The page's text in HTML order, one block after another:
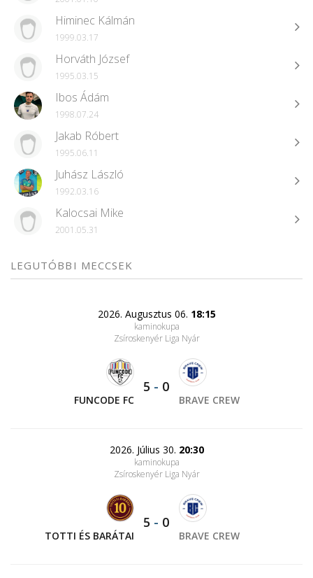
Himinec Kálmán
1999.03.17
Horváth József
1995.03.15
Ibos Ádám
1998.07.24
Jakab Róbert
1995.06.11
Juhász László
1992.03.16
Kalocsai Mike
2001.05.31
LEGUTÓBBI MECCSEK
2026. Augusztus 06. 18:15
kaminokupa
Zsíroskenyér Liga Nyár
FUNCODE FC
5 - 0
BRAVE CREW
2026. Július 30. 20:30
kaminokupa
Zsíroskenyér Liga Nyár
TOTTI ÉS BARÁTAI
5 - 0
BRAVE CREW